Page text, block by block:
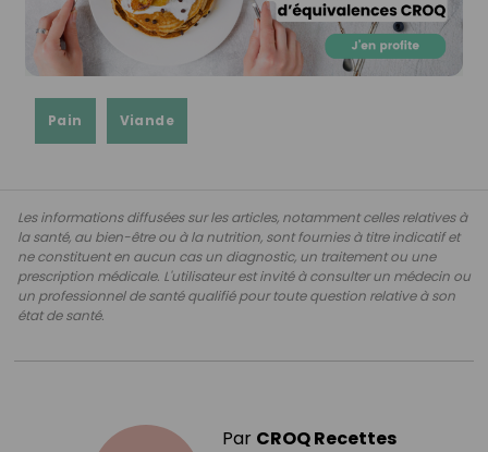
Pain Viande
Les informations diffusées sur les articles, notamment celles relatives à
la santé, au bien-être ou à la nutrition, sont fournies à titre indicatif et
ne constituent en aucun cas un diagnostic, un traitement ou une
prescription médicale. L'utilisateur est invité à consulter un médecin ou
un professionnel de santé qualifié pour toute question relative à son
état de santé.
Par CROQ Recettes